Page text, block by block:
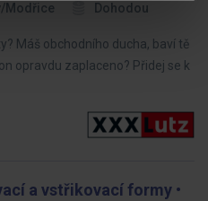
Modřice Dohodou
Máš obchodního ducha, baví tě
opravdu zaplaceno? Přidej se k
a vstřikovací formy •